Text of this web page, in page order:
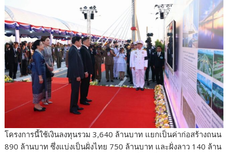
โครงการนี้ใช้เงินลงทุนรวม 3,640 ล้านบาท แยกเป็นค่าก่อสร้างถนน
890 ล้านบาท ซึ่งแบ่งเป็นฝั่งไทย 750 ล้านบาท และฝั่งลาว 140 ล้าน